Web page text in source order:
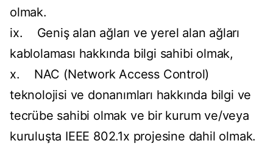
olmak.
ix. Geniş alan ağları ve yerel alan ağları
kablolaması hakkında bilgi sahibi olmak,
x. NAC (Network Access Control)
teknolojisi ve donanımları hakkında bilgi ve
tecrübe sahibi olmak ve bir kurum ve/veya
kuruluşta IEEE 802.1x projesine dahil olmak.